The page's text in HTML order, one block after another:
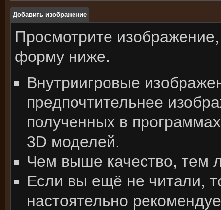
Добавить изображение
Просмотрите изображение,
форму ниже.
Внутриигровые
предпочтительнее
полученных в
3D моделей.
Чем выше качество, тем
Если вы ещё не читали,
настоятельно